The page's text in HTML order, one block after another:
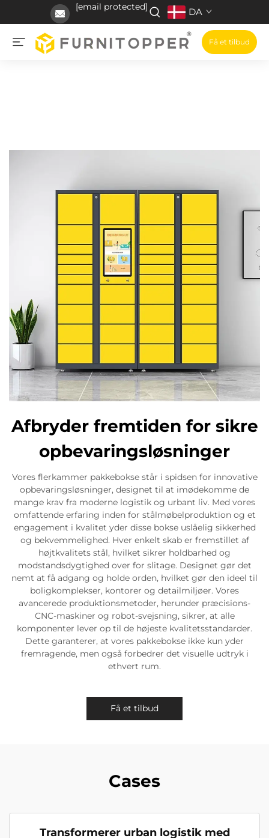
[email protected] DA
Få et tilbud
Afbryder fremtiden for sikre
opbevaringsløsninger
Vores flerkammer pakkebokse står i spidsen for innovative
opbevaringsløsninger, designet til at imødekomme de
mange krav fra moderne logistik og urbant liv. Med vores
omfattende erfaring inden for stålmøbelproduktion og et
engagement i kvalitet yder disse bokse uslåelig sikkerhed
og bekvemmelighed. Hver enkelt skab er fremstillet af
højtkvalitets stål, hvilket sikrer holdbarhed og
modstandsdygtighed over for slitage. Designet gør det
nemt at få adgang og holde orden, hvilket gør den ideel til
boligkomplekser, kontorer og detailmiljøer. Vores
avancerede produktionsmetoder, herunder præcisions-
CNC-maskiner og robot-svejsning, sikrer, at alle
komponenter lever op til de højeste kvalitetsstandarder.
Dette garanterer, at vores pakkebokse ikke kun yder
fremragende, men også forbedrer det visuelle udtryk i
ethvert rum.
Få et tilbud
Cases
Transformerer urban logistik med